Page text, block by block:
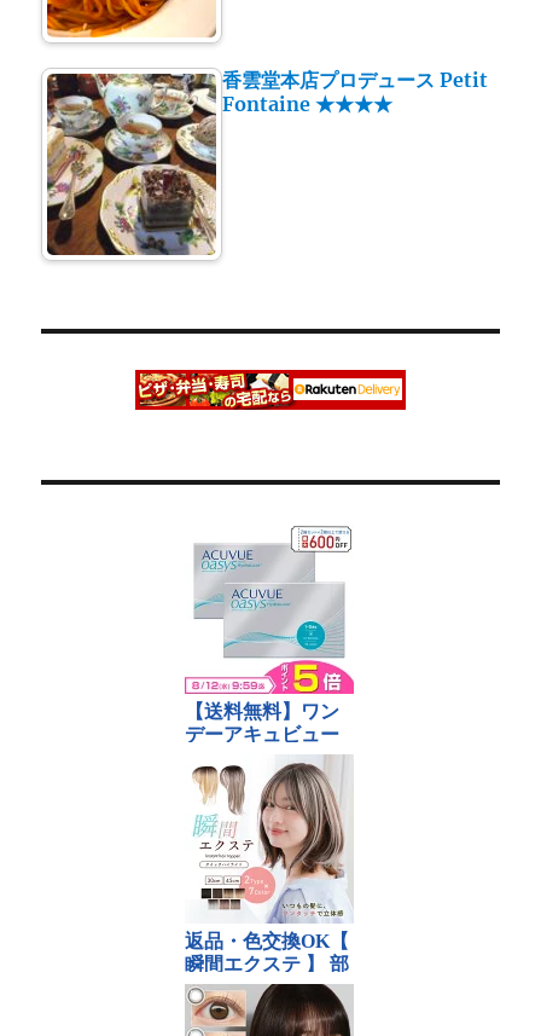
香雲堂本店プロデュース Petit
Fontaine ★★★★